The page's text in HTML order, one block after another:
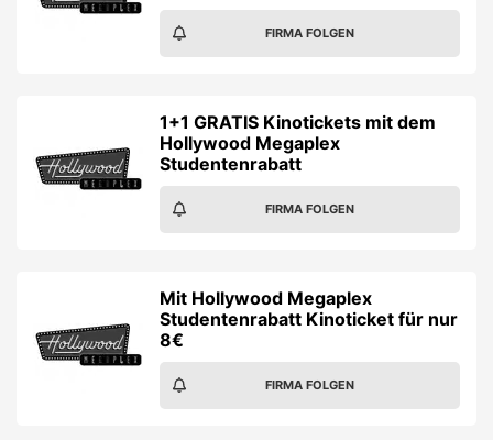
FIRMA FOLGEN
1+1 GRATIS Kinotickets mit dem
Hollywood Megaplex
Studentenrabatt
FIRMA FOLGEN
Mit Hollywood Megaplex
Studentenrabatt Kinoticket für nur
8€
FIRMA FOLGEN